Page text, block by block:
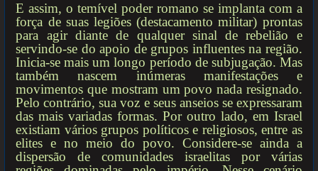
E assim, o temível poder romano se implanta com a
força de suas legiões (destacamento militar) prontas
para agir diante de qualquer sinal de rebelião e
servindo-se do apoio de grupos influentes na região.
Inicia-se mais um longo período de subjugação. Mas
também nascem inúmeras manifestações e
movimentos que mostram um povo nada resignado.
Pelo contrário, sua voz e seus anseios se expressaram
das mais variadas formas. Por outro lado, em Israel
existiam vários grupos políticos e religiosos, entre as
elites e no meio do povo. Considere-se ainda a
dispersão de comunidades israelitas por várias